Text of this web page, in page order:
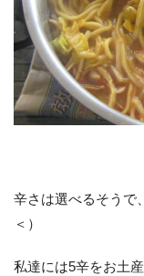
辛さは選べるそうで
＜）
私達には5辛をお土